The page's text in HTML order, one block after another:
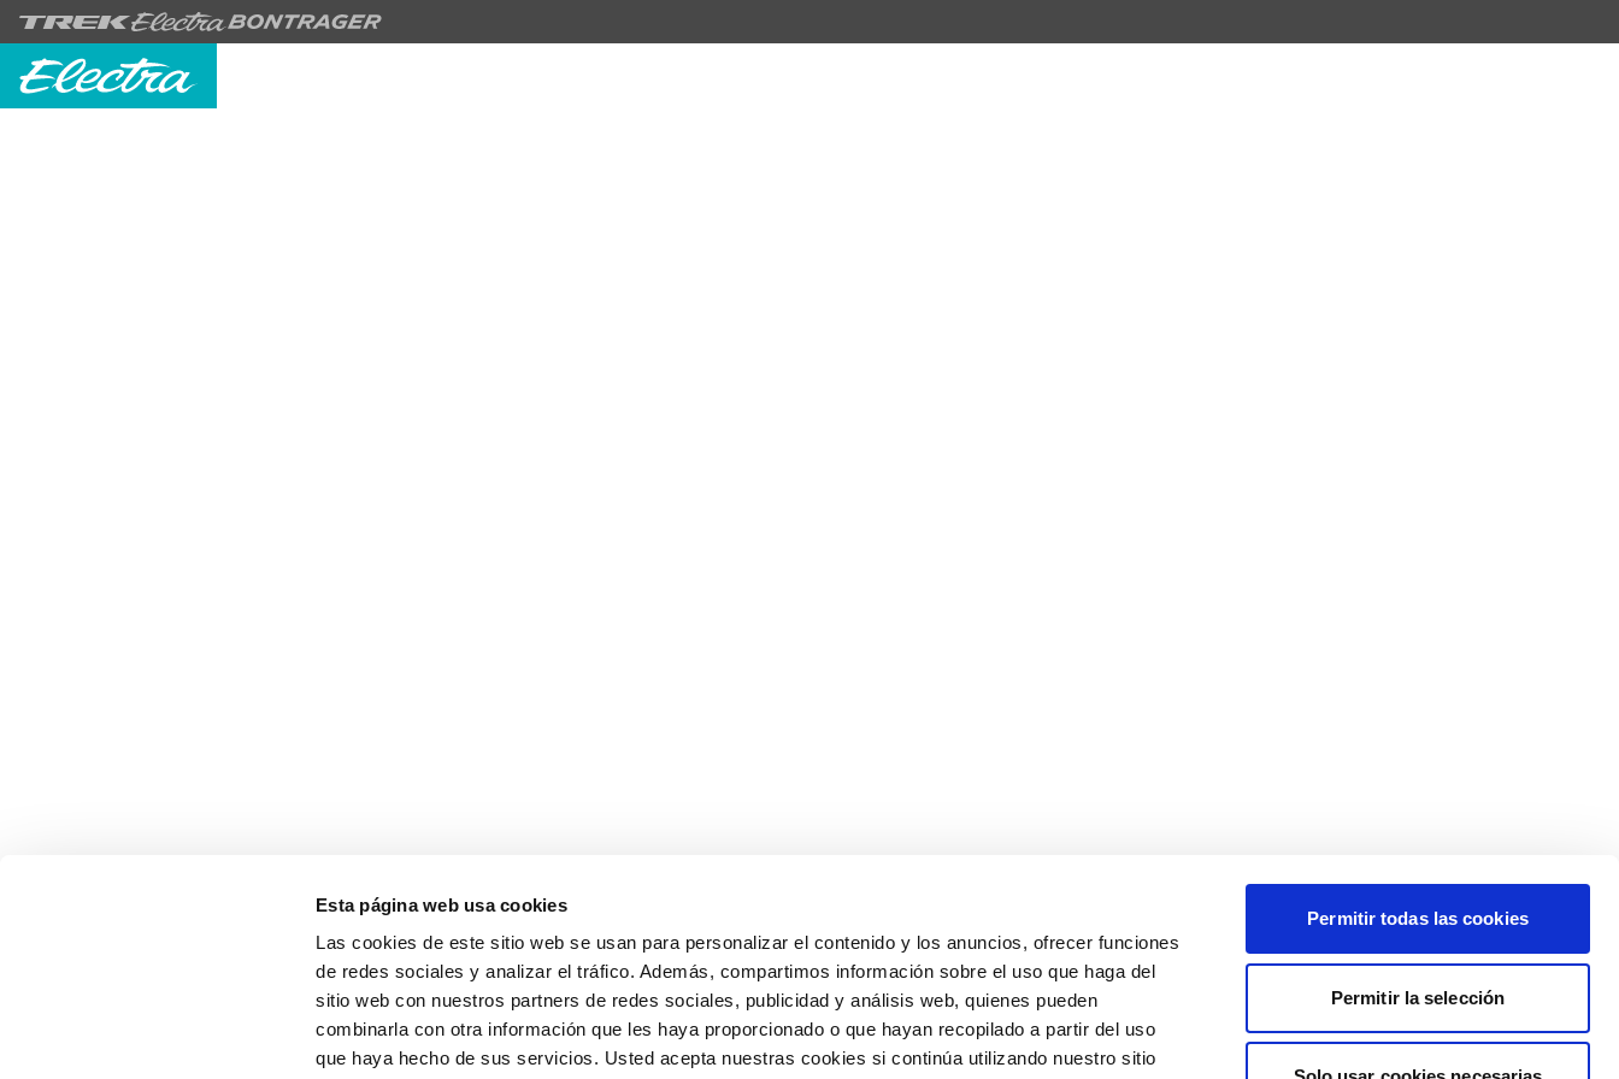
Esta página web usa cookies
Las cookies de este sitio web se usan para personalizar el contenido y los anuncios, ofrecer funciones
de redes sociales y analizar el tráfico. Además, compartimos información sobre el uso que haga del
sitio web con nuestros partners de redes sociales, publicidad y análisis web, quienes pueden
combinarla con otra información que les haya proporcionado o que hayan recopilado a partir del uso
que haya hecho de sus servicios. Usted acepta nuestras cookies si continúa utilizando nuestro sitio
Permitir todas las cookies
Permitir la selección